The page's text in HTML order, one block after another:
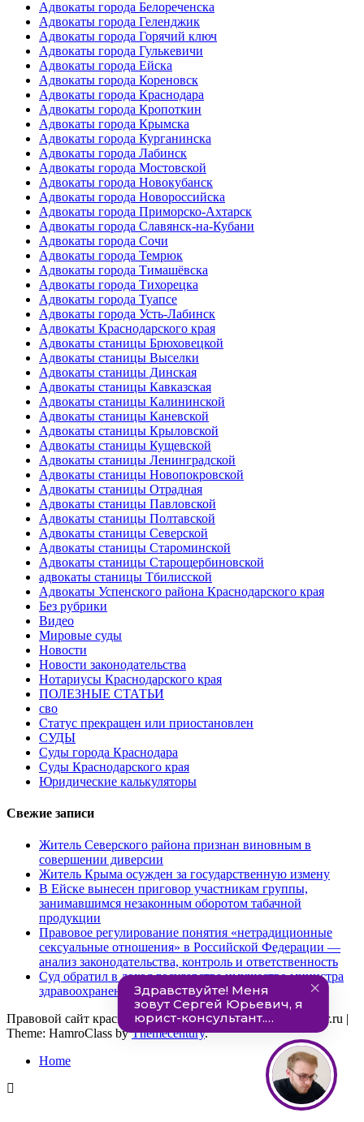
Адвокаты города Белореченска
Адвокаты города Геленджик
Адвокаты города Горячий ключ
Адвокаты города Гулькевичи
Адвокаты города Ейска
Адвокаты города Кореновск
Адвокаты города Краснодара
Адвокаты города Кропоткин
Адвокаты города Крымска
Адвокаты города Курганинска
Адвокаты города Лабинск
Адвокаты города Мостовской
Адвокаты города Новокубанск
Адвокаты города Новороссийска
Адвокаты города Приморско-Ахтарск
Адвокаты города Славянск-на-Кубани
Адвокаты города Сочи
Адвокаты города Темрюк
Адвокаты города Тимашёвска
Адвокаты города Тихорецка
Адвокаты города Туапсе
Адвокаты города Усть-Лабинск
Адвокаты Краснодарского края
Адвокаты станицы Брюховецкой
Адвокаты станицы Выселки
Адвокаты станицы Динская
Адвокаты станицы Кавказская
Адвокаты станицы Калининской
Адвокаты станицы Каневской
Адвокаты станицы Крыловской
Адвокаты станицы Кущевской
Адвокаты станицы Ленинградской
Адвокаты станицы Новопокровской
Адвокаты станицы Отрадная
Адвокаты станицы Павловской
Адвокаты станицы Полтавской
Адвокаты станицы Северской
Адвокаты станицы Староминской
Адвокаты станицы Старощербиновской
адвокаты станицы Тбилисской
Адвокаты Успенского района Краснодарского края
Без рубрики
Видео
Мировые суды
Новости
Новости законодательства
Нотариусы Краснодарского края
ПОЛЕЗНЫЕ СТАТЬИ
сво
Статус прекращен или приостановлен
СУДЫ
Суды города Краснодара
Суды Краснодарского края
Юридические калькуляторы
Свежие записи
Житель Северского района признан виновным в
совершении диверсии
Житель Крыма осужден за государственную измену
В Ейске вынесен приговор участникам группы,
занимавшимся незаконным оборотом табачной
продукции
Правовое регулирование понятия «нетрадиционные
сексуальные отношения» в Российской Федерации —
анализ законодательства, контроль и ответственность
Суд обратил в доход государства имущество министра
здравоохранения Кубани
Правовой сайт краснодарского края. info@pravo-krasnodar.ru |
Theme: HamroClass byThemecentury.
Home